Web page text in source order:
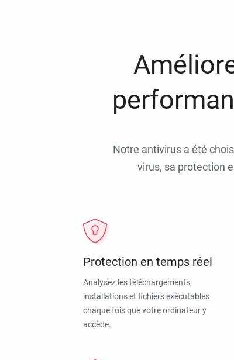
Notre antivirus a été
virus, sa protection
Protection en temps réel
Analysez les téléchargements,
installations et fichiers exécutables
chaque fois que votre ordinateur y
accède.